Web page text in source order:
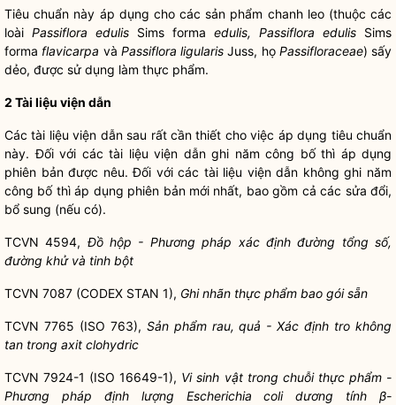
Tiêu chuẩn này áp dụng cho các sản phẩm chanh leo (thuộc các
loài Passiflora edulis Sims forma edulis, Passiflora edulis Sims
forma flavicarpa và Passiflora ligularis Juss, họ Passifloraceae) sấy
dẻo, được sử dụng làm thực phẩm.
2 Tài liệu viện dẫn
Các tài liệu viện dẫn sau rất cần thiết cho việc áp dụng tiêu chuẩn
này. Đối với các tài liệu viện dẫn ghi năm công bố thì áp dụng
phiên bản được nêu. Đối với các tài liệu viện dẫn không ghi năm
công bố thì áp dụng phiên bản mới nhất, bao gồm cả các sửa đổi,
bổ sung (nếu có).
TCVN 4594, Đồ hộp - Phương pháp xác định đường tổng số,
đường khử và tinh bột
TCVN 7087 (CODEX STAN 1), Ghi nhãn thực phẩm bao gói sẵn
TCVN 7765 (ISO 763), Sản phẩm rau, quả - Xác định tro không
tan trong axit clohydric
TCVN 7924-1 (ISO 16649-1), Vi sinh vật trong chuỗi thực phẩm -
Phương pháp định lượng Escherichia coli dương tính β-